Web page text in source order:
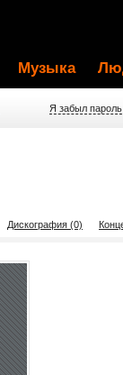
Музыка
Я забыл пароль
Дискография (0)